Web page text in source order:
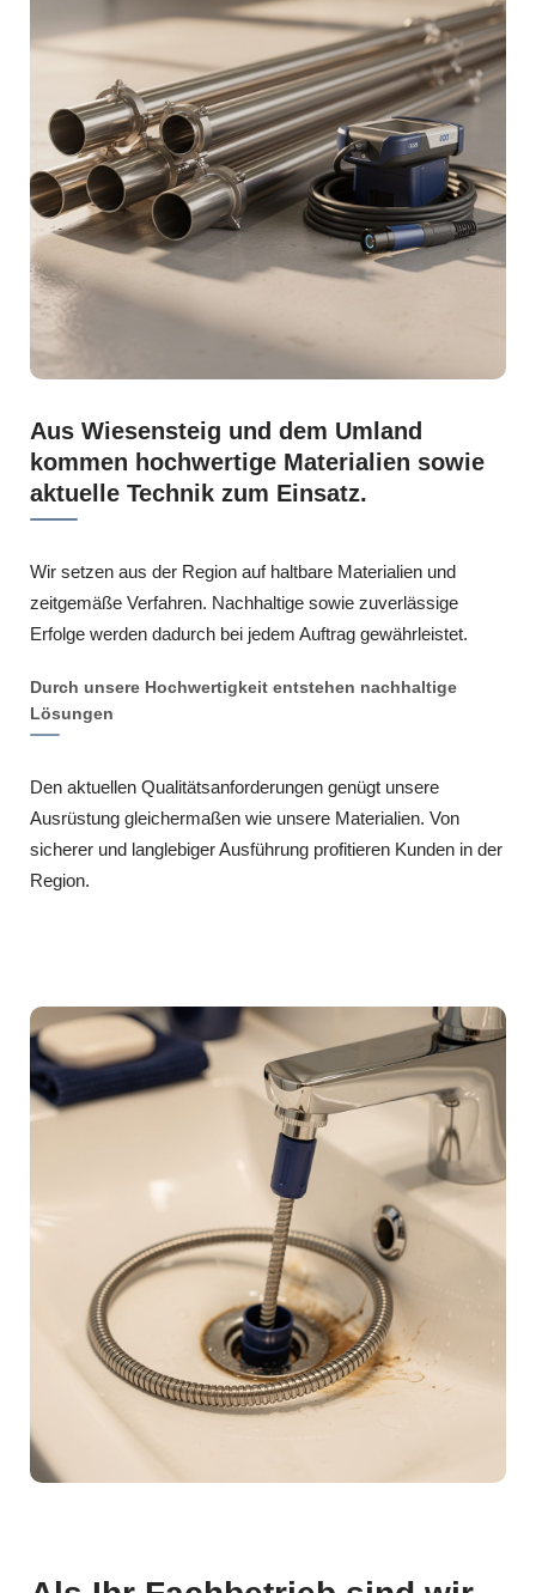
Aus Wiesensteig und dem Umland
kommen hochwertige Materialien sowie
aktuelle Technik zum Einsatz.
Wir setzen aus der Region auf haltbare Materialien und
zeitgemäße Verfahren. Nachhaltige sowie zuverlässige
Erfolge werden dadurch bei jedem Auftrag gewährleistet.
Durch unsere Hochwertigkeit entstehen nachhaltige
Lösungen
Den aktuellen Qualitätsanforderungen genügt unsere
Ausrüstung gleichermaßen wie unsere Materialien. Von
sicherer und langlebiger Ausführung profitieren Kunden in der
Region.